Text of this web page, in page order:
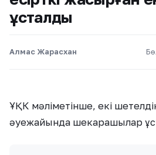
ұсталды
Алмас Жарасхан
ҰҚК мәліметінше, екі
әуежайында шекарашылар